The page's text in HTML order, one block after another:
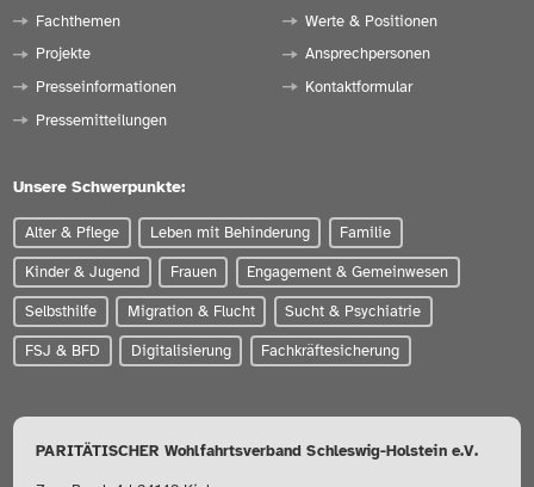
Fachthemen
Projekte
Presseinformationen
Pressemitteilungen
Werte & Positionen
Ansprechpersonen
Kontaktformular
Unsere Schwerpunkte:
Alter & Pflege Leben mit Behinderung Familie
Kinder & Jugend Frauen Engagement & Gemeinwesen
Selbsthilfe Migration & Flucht Sucht & Psychiatrie
FSJ & BFD Digitalisierung Fachkräftesicherung
PARITÄTISCHER Wohlfahrtsverband Schleswig-Holstein e.V.